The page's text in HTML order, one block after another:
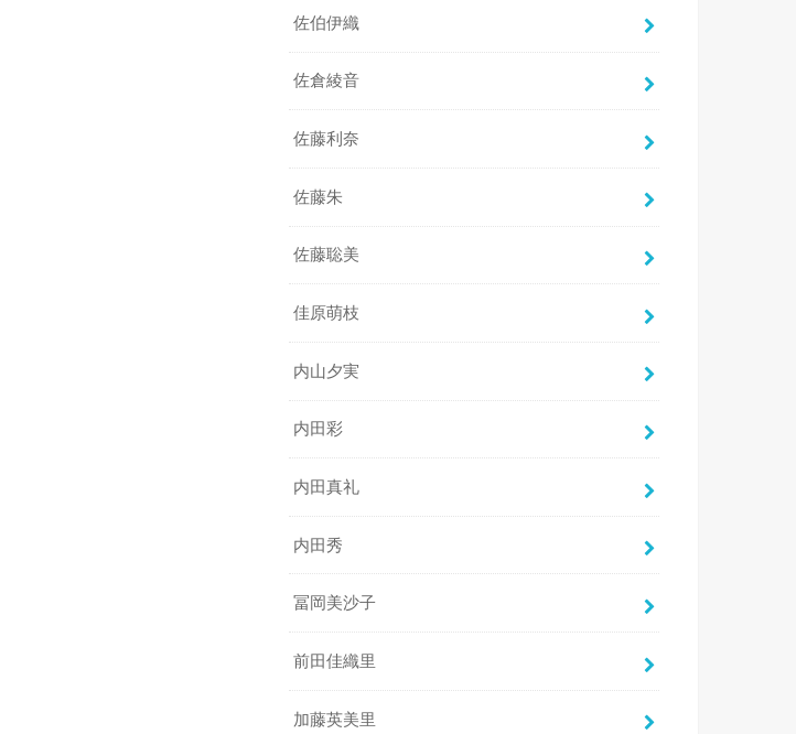
佐伯伊織
佐倉綾音
佐藤利奈
佐藤朱
佐藤聡美
佳原萌枝
内山夕実
内田彩
内田真礼
内田秀
冨岡美沙子
前田佳織里
加藤英美里